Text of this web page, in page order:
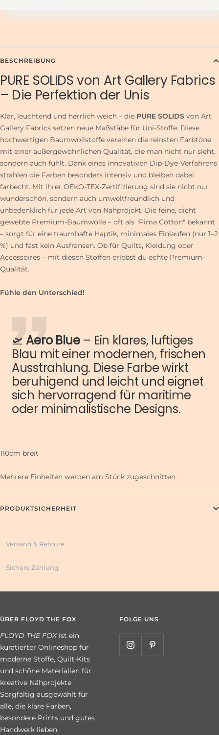
BESCHREIBUNG
PURE SOLIDS von Art Gallery Fabrics
– Die Perfektion der Unis
Klar, leuchtend und herrlich weich – die PURE SOLIDS von Art
Gallery Fabrics setzen neue Maßstäbe für Uni-Stoffe. Diese
hochwertigen Baumwollstoffe vereinen die reinsten Farbtöne
mit einer außergewöhnlichen Qualität, die man nicht nur sieht,
sondern auch fühlt. Dank eines innovativen Dip-Dye-Verfahrens
strahlen die Farben besonders intensiv und bleiben dabei
farbecht. Mit ihrer OEKO-TEX-Zertifizierung sind sie nicht nur
wunderschön, sondern auch umweltfreundlich und
unbedenklich für jede Art von Nähprojekt. Die feine, dicht
gewebte Premium-Baumwolle – oft als "Pima Cotton" bekannt
– sorgt für eine traumhafte Haptik, minimales Einlaufen (nur 1–2
%) und fast kein Ausfransen. Ob für Quilts, Kleidung oder
Accessoires – mit diesen Stoffen erlebst du echte Premium-
Qualität.
Fühle den Unterschied!
🛫Aero Blue– Ein klares, luftiges
Blau mit einer modernen, frischen
Ausstrahlung. Diese Farbe wirkt
beruhigend und leicht und eignet
sich hervorragend für maritime
oder minimalistische Designs.
110cm breit
Mehrere Einheiten werden am Stück zugeschnitten.
PRODUKTSICHERHEIT
Versand & Retoure
Sichere Zahlung
ÜBER FLOYD THE FOX
FLOYD THE FOXist ein
kuratierter Onlineshop für
moderne Stoffe, Quilt-Kits
und schöne Materialien für
kreative Nähprojekte.
Sorgfältig ausgewählt für
alle, die klare Farben,
besondere Prints und gutes
Handwerk lieben.
FOLGE UNS